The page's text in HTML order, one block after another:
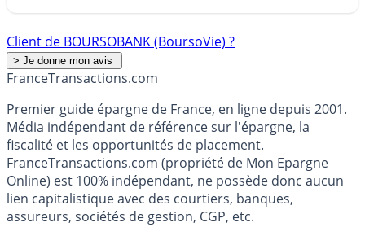
Client de BOURSOBANK (BoursoVie) ?
FranceTransactions.com
Premier guide épargne de France, en ligne depuis 2001.
Média indépendant de référence sur l'épargne, la
fiscalité et les opportunités de placement.
FranceTransactions.com (propriété de Mon Epargne
Online) est 100% indépendant, ne possède donc aucun
lien capitalistique avec des courtiers, banques,
assureurs, sociétés de gestion, CGP, etc.